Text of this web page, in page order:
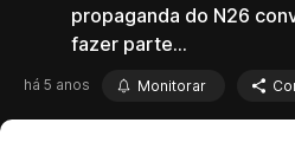
propaganda do N26
fazer parte...
há 5 anos Monitorar